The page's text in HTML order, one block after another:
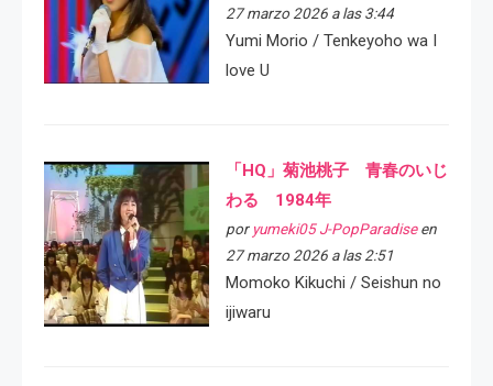
27 marzo 2026 a las 3:44
Yumi Morio / Tenkeyoho wa I
love U
「HQ」菊池桃子 青春のいじ
わる 1984年
por yumeki05 J-PopParadiseen
27 marzo 2026 a las 2:51
Momoko Kikuchi / Seishun no
ijiwaru